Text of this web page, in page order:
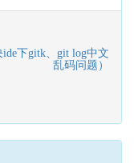
下gitk、git log中文
乱码问题）